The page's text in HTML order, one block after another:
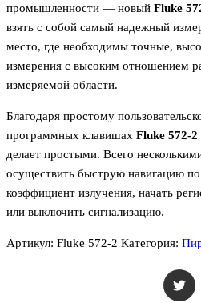
промышленности — новый Fluke
взять с собой самый надежный
место, где необходимы точные,
измерения с высоким отношением
измеряемой области.
Благодаря простому
программных клавишах Fluke 572-2
делает простыми. Всего
осуществить быструю навигацию
коэффициент излучения, начать
или выключить сигнализацию.
Артикул: Fluke 572-2 Категория: